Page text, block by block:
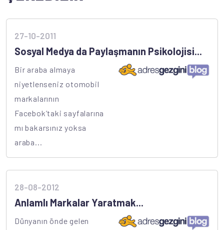
27-10-2011
Sosyal Medya da Paylaşmanın Psikolojisi...
Bir araba almaya
niyetlenseniz otomobil
markalarının
Facebok’taki sayfalarına
mı bakarsınız yoksa
araba...
28-08-2012
Anlamlı Markalar Yaratmak...
Dünyanın önde gelen